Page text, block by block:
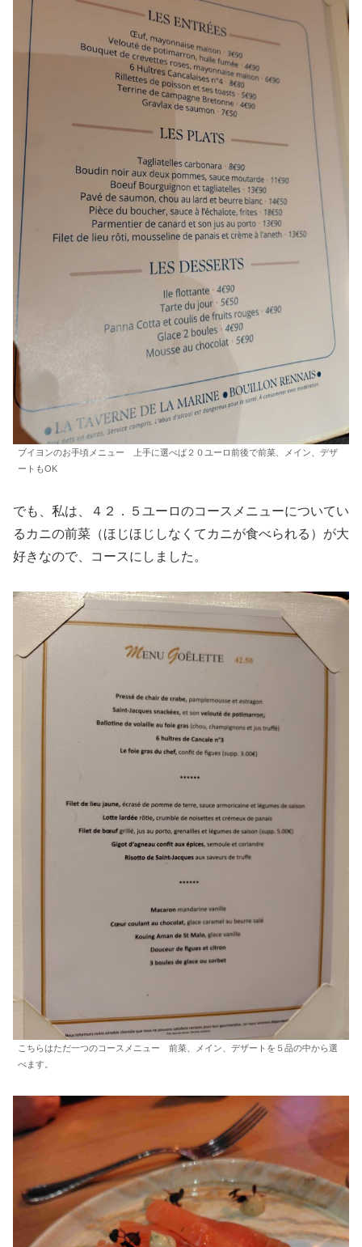
ブイヨンのお手頃メニュー 上手に選べば２０ユーロ前後で前菜、メイン、デザ
ートもOK
でも、私は、４２．５ユーロのコースメニューについてい
るカニの前菜（ほじほじしなくてカニが食べられる）が大
好きなので、コースにしました。
こちらはただ一つのコースメニュー 前菜、メイン、デザートを５品の中から選
べます。